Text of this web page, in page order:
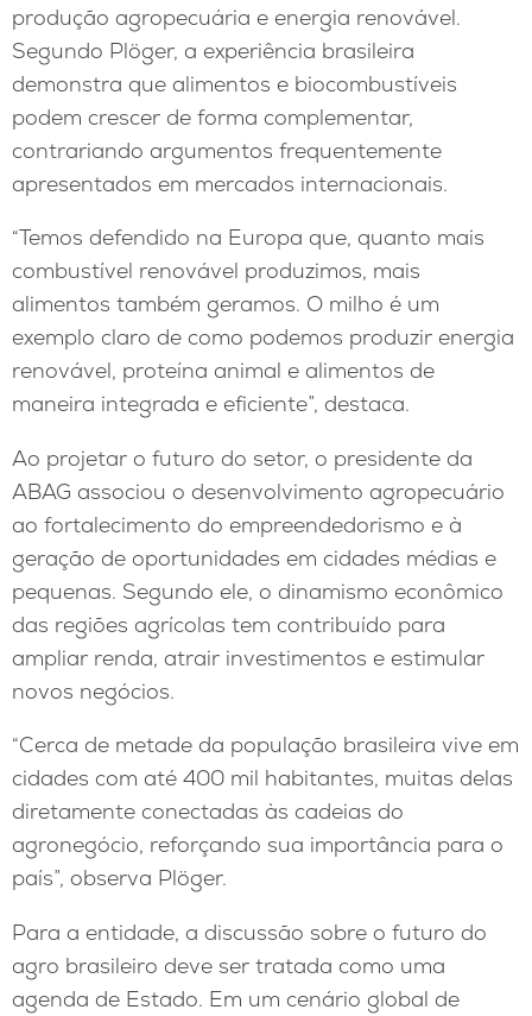
produção agropecuária e energia renovável.
Segundo Plöger, a experiência brasileira
demonstra que alimentos e biocombustíveis
podem crescer de forma complementar,
contrariando argumentos frequentemente
apresentados em mercados internacionais.
“Temos defendido na Europa que, quanto mais
combustível renovável produzimos, mais
alimentos também geramos. O milho é um
exemplo claro de como podemos produzir energia
renovável, proteína animal e alimentos de
maneira integrada e eficiente”, destaca.
Ao projetar o futuro do setor, o presidente da
ABAG associou o desenvolvimento agropecuário
ao fortalecimento do empreendedorismo e à
geração de oportunidades em cidades médias e
pequenas. Segundo ele, o dinamismo econômico
das regiões agrícolas tem contribuído para
ampliar renda, atrair investimentos e estimular
novos negócios.
“Cerca de metade da população brasileira vive em
cidades com até 400 mil habitantes, muitas delas
diretamente conectadas às cadeias do
agronegócio, reforçando sua importância para o
país”, observa Plöger.
Para a entidade, a discussão sobre o futuro do
agro brasileiro deve ser tratada como uma
agenda de Estado. Em um cenário global de